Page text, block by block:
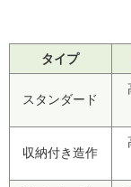
タイプ
スタンダード
収納付き造作